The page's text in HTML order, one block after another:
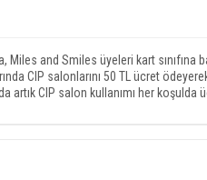
and Smiles üyeleri kart sınıfına
CIP salonlarını 50 TL ücret
CIP salon kullanımı her koşulda